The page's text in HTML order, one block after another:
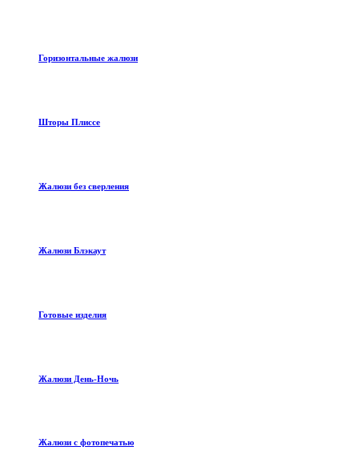
Горизонтальные жалюзи
Шторы Плиссе
Жалюзи без сверления
Жалюзи Блэкаут
Готовые изделия
Жалюзи День-Ночь
Жалюзи с фотопечатью